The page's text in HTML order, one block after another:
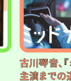
古川琴音、
主演までの